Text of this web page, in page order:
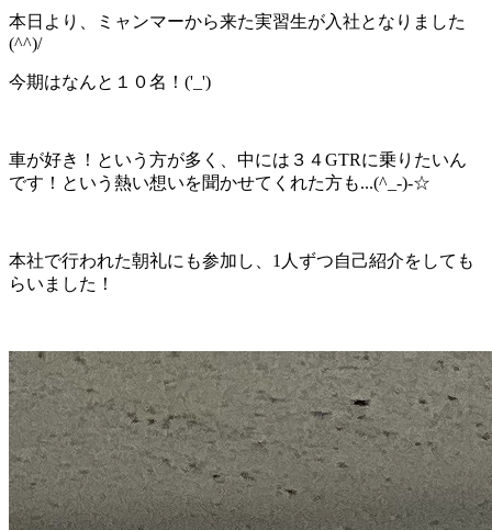
本日より、ミャンマーから来た実習生が入社となりました
(^^)/
今期はなんと１０名！('_')
車が好き！という方が多く、中には３４GTRに乗りたいん
です！という熱い想いを聞かせてくれた方も...(^_-)-☆
本社で行われた朝礼にも参加し、1人ずつ自己紹介をしても
らいました！